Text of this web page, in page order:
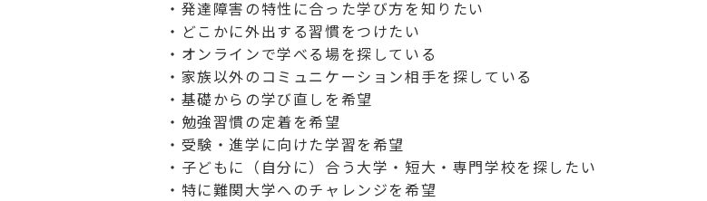
・発達障害の特性に合った学び方を知りたい
・どこかに外出する習慣をつけたい
・オンラインで学べる場を探している
・家族以外のコミュニケーション相手を探している
・基礎からの学び直しを希望
・勉強習慣の定着を希望
・受験・進学に向けた学習を希望
・子どもに（自分に）合う大学・短大・専門学校を探したい
・特に難関大学へのチャレンジを希望